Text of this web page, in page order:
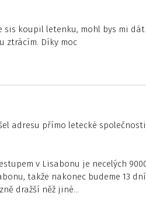
sis koupil letenku, mohl bys mi
ztrácím. Díky moc
adresu přímo letecké
v Lisabonu je necelých
takže nakonec budeme 13
dražší něž jiné…